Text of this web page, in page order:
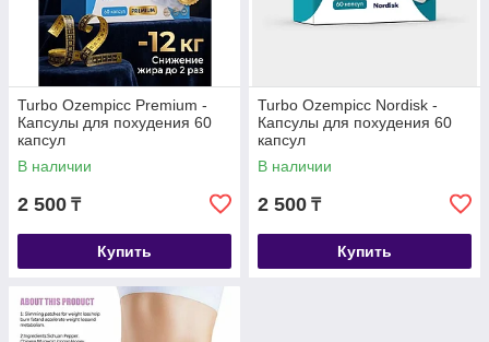
Turbo Ozempicс Premium -
Капсулы для похудения 60
капсул
В наличии
2 500 ₸
Купить
Turbo Ozempicc Nordisk -
Капсулы для похудения 60
капсул
В наличии
2 500 ₸
Купить